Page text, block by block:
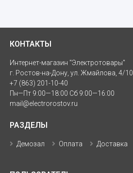
КОНТАКТЫ
Интернет-магазин "Электротовары"
г. Ростов-на-Дону, ул. Жмайлова, 4/10
+7 (863) 201-10-40
Пн—Пт 9:00—18:00 Сб 9:00—16:00
mail@electrorostov.ru
РАЗДЕЛЫ
Демозал Оплата Доставка